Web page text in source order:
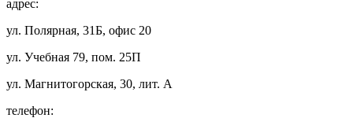
адрес:
ул. Полярная, 31Б, офис 20
ул. Учебная 79, пом. 25П
ул. Магнитогорская, 30, лит. А
телефон: